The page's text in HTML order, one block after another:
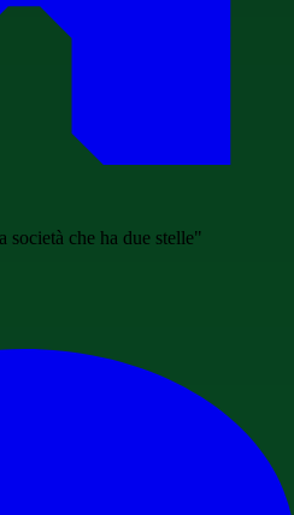
che ha due stelle"